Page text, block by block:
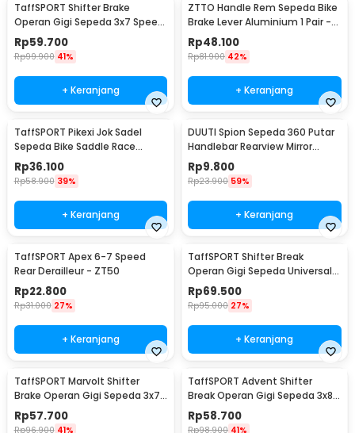
TaffSPORT Shifter Brake
Operan Gigi Sepeda 3x7 Speed
2 PCS
Rp59.700
Rp99.900 41%
+ Keranjang
ZTTO Handle Rem Sepeda Bike
Brake Lever Aluminium 1 Pair -
CBL-09
Rp48.100
Rp81.900 42%
+ Keranjang
TaffSPORT Pikexi Jok Sadel
Sepeda Bike Saddle Race
Ergonomic Anti Air - FX20
Rp36.100
Rp58.900 39%
+ Keranjang
DUUTI Spion Sepeda 360 Putar
Handlebar Rearview Mirror
Universal 1 PCS - LY4437
Rp9.800
Rp23.900 59%
+ Keranjang
TaffSPORT Apex 6-7 Speed
Rear Derailleur - ZT50
Rp22.800
Rp31.000 27%
+ Keranjang
TaffSPORT Shifter Break
Operan Gigi Sepeda Universal
3x9 Speed 2 PCS - SL-M370
Rp69.500
Rp95.000 27%
+ Keranjang
TaffSPORT Marvolt Shifter
Brake Operan Gigi Sepeda 3x7
Speed 2 PCS - EF500-7
Rp57.700
Rp96.900 41%
TaffSPORT Advent Shifter
Break Operan Gigi Sepeda 3x8
Speed 2 PCS - SL-M310
Rp58.700
Rp98.900 41%